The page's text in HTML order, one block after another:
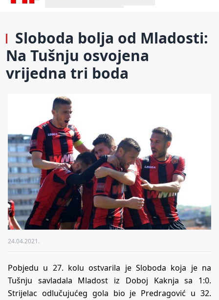
Sloboda bolja od Mladosti:
Na Tušnju osvojena
vrijedna tri boda
24.04.2021.
Pobjedu u 27. kolu ostvarila je Sloboda koja je na
Tušnju savladala Mladost iz Doboj Kaknja sa 1:0.
Strijelac odlučujućeg gola bio je Predragović u 32.